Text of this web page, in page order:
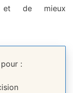
et de mieux
: